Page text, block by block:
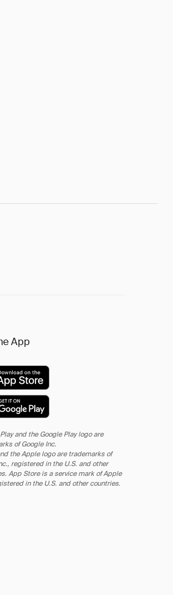
App
and the Google Play logo are
of Google Inc.
the Apple logo are trademarks of
registered in the U.S. and other
App Store is a service mark of Apple
in the U.S. and other countries.